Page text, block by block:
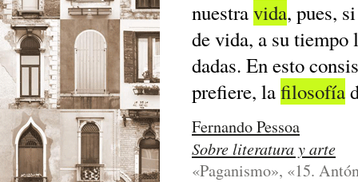
nuestravida, pues,
de vida, a su tiempo
dadas. En esto
prefiere, lafilosofía
Fernando Pessoa
Sobre literatura y arte
«Paganismo», «15.